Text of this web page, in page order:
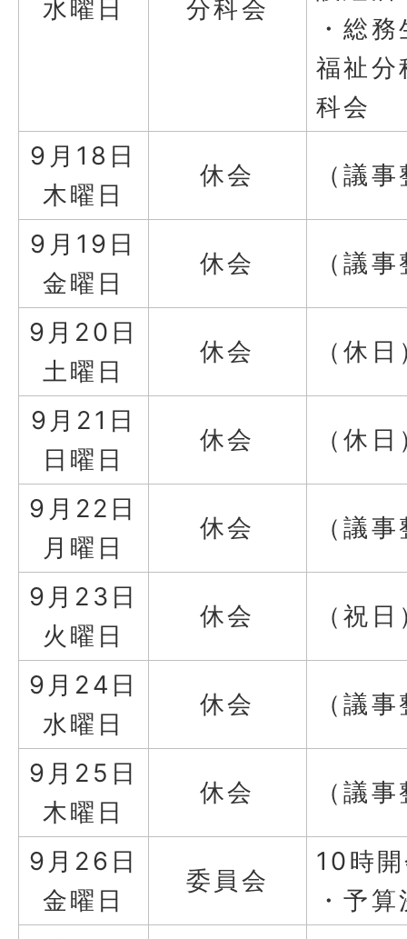
水曜日 分科会
・総
福祉分
科会
9月18日
木曜日
休会 （議
9月19日
金曜日
休会 （議
9月20日
土曜日
休会 （休
9月21日
日曜日
休会 （休
9月22日
月曜日
休会 （議
9月23日
火曜日
休会 （祝
9月24日
水曜日
休会 （議
9月25日
木曜日
休会 （議
9月26日
金曜日
委員会
10時
・予